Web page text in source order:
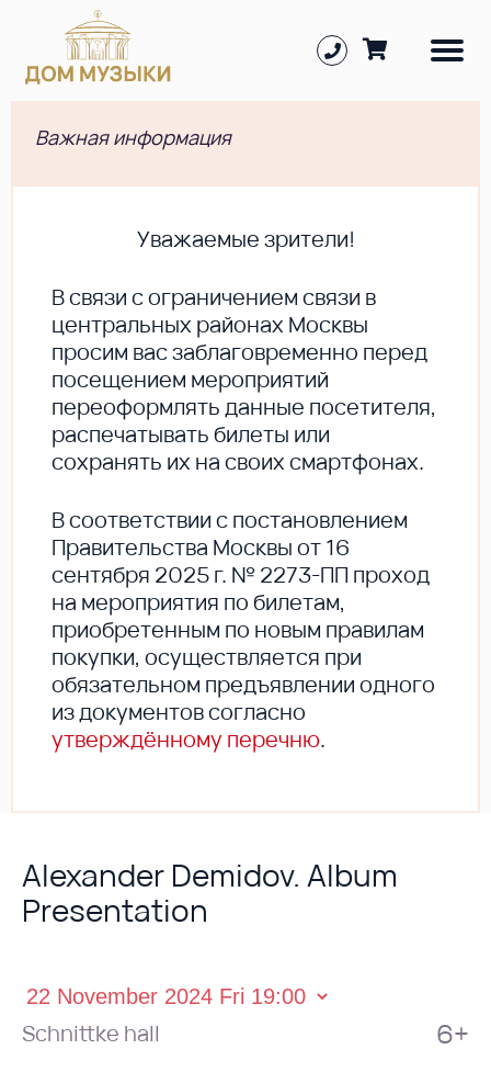
Важная информация
Уважаемые зрители!
В cвязи с ограничением связи в
центральных районах Москвы
просим вас заблаговременно перед
посещением мероприятий
переоформлять данные посетителя,
распечатывать билеты или
сохранять их на своих смартфонах.
В соответствии с постановлением
Правительства Москвы от 16
сентября 2025 г. № 2273-ПП проход
на мероприятия по билетам,
приобретенным по новым правилам
покупки, осуществляется при
обязательном предъявлении одного
из документов согласно
утверждённому перечню.
Alexander Demidov. Album
Presentation
Schnittke hall 6+